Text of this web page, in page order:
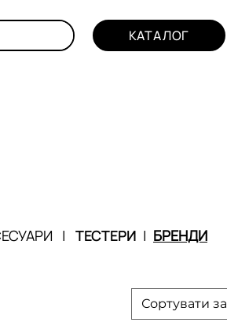
КАТАЛОГ
| ТЕСТЕРИ | БРЕНДИ
Сортувати за